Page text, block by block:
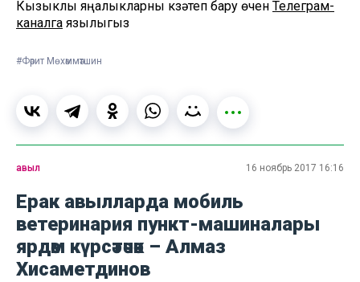
Кызыклы яңалыкларны күзәтеп бару өчен Телеграм-
каналга язылыгыз
#Фәрит Мөхәммәтшин
авыл 16 ноябрь 2017 16:16
Ерак авылларда мобиль
ветеринария пункт-машиналары
ярдәм күрсәтәчәк – Алмаз
Хисаметдинов